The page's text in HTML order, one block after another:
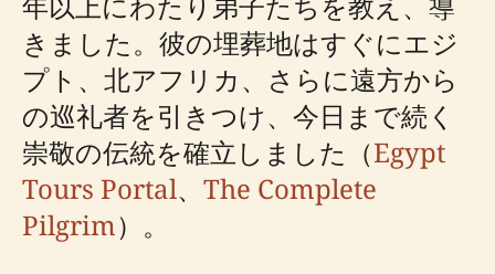
きました。彼の埋葬地はすぐにエジ
プト、北アフリカ、さらに遠方から
の巡礼者を引きつけ、今日まで続く
崇敬の伝統を確立しました（Egypt
Tours Portal、 The Complete
Pilgrim）。